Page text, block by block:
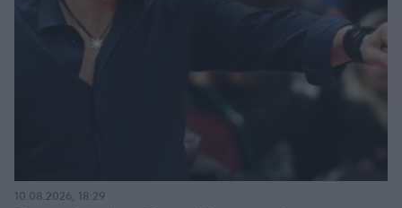
10.08.2026, 18:29